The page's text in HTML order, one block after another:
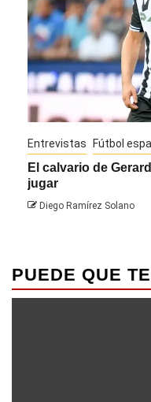
Entrevistas Fútbol
El calvario de
jugar
Diego Ramírez Solano
PUEDE QUE